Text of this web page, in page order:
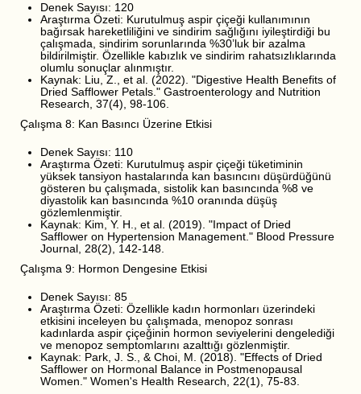
Denek Sayısı: 120
Araştırma Özeti: Kurutulmuş aspir çiçeği kullanımının
bağırsak hareketliliğini ve sindirim sağlığını iyileştirdiği bu
çalışmada, sindirim sorunlarında %30’luk bir azalma
bildirilmiştir. Özellikle kabızlık ve sindirim rahatsızlıklarında
olumlu sonuçlar alınmıştır.
Kaynak: Liu, Z., et al. (2022). "Digestive Health Benefits of
Dried Safflower Petals." Gastroenterology and Nutrition
Research, 37(4), 98-106.
Çalışma 8: Kan Basıncı Üzerine Etkisi
Denek Sayısı: 110
Araştırma Özeti: Kurutulmuş aspir çiçeği tüketiminin
yüksek tansiyon hastalarında kan basıncını düşürdüğünü
gösteren bu çalışmada, sistolik kan basıncında %8 ve
diyastolik kan basıncında %10 oranında düşüş
gözlemlenmiştir.
Kaynak: Kim, Y. H., et al. (2019). "Impact of Dried
Safflower on Hypertension Management." Blood Pressure
Journal, 28(2), 142-148.
Çalışma 9: Hormon Dengesine Etkisi
Denek Sayısı: 85
Araştırma Özeti: Özellikle kadın hormonları üzerindeki
etkisini inceleyen bu çalışmada, menopoz sonrası
kadınlarda aspir çiçeğinin hormon seviyelerini dengelediği
ve menopoz semptomlarını azalttığı gözlenmiştir.
Kaynak: Park, J. S., & Choi, M. (2018). "Effects of Dried
Safflower on Hormonal Balance in Postmenopausal
Women." Women's Health Research, 22(1), 75-83.